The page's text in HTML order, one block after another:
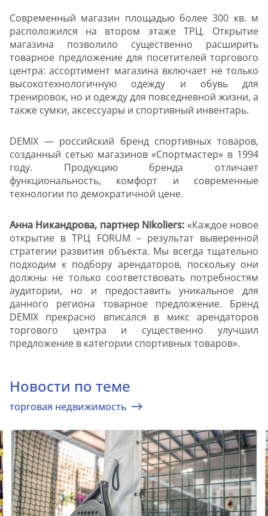
Современный магазин площадью более 300 кв. м
расположился на втором этаже ТРЦ. Открытие
магазина позволило существенно расширить
товарное предложение для посетителей торгового
центра: ассортимент магазина включает не только
высокотехнологичную одежду и обувь для
тренировок, но и одежду для повседневной жизни, а
также сумки, аксессуары и спортивный инвентарь.
DEMIX — российский бренд спортивных товаров,
созданный сетью магазинов «Спортмастер» в 1994
году. Продукцию бренда отличает
функциональность, комфорт и современные
технологии по демократичной цене.
Анна Никандрова, партнер Nikoliers: «Каждое новое
открытие в ТРЦ FORUM – результат выверенной
стратегии развития объекта. Мы всегда тщательно
подходим к подбору арендаторов, поскольку они
должны не только соответствовать потребностям
аудитории, но и предоставить уникальное для
данного региона товарное предложение. Бренд
DEMIX прекрасно вписался в микс арендаторов
торгового центра и существенно улучшил
предложение в категории спортивных товаров».
Новости по теме
торговая недвижимость